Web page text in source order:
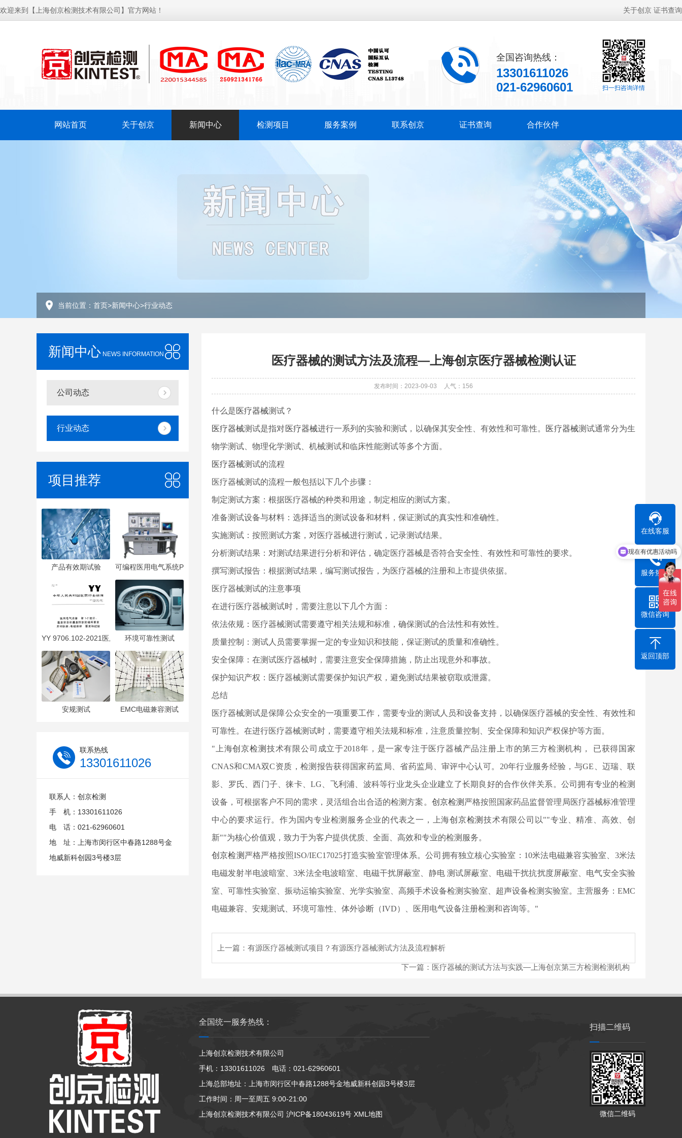
欢迎来到【上海创京检测技术有限公司】官方网站！ 关于创京 证书查询
扫一扫咨询详情
全国咨询热线：
13301611026
021-62960601
网站首页 关于创京 新闻中心 检测项目 服务案例 联系创京 证书查询 合作伙伴
当前位置： 首页>新闻中心>行业动态
新闻中心 NEWS INFORMATION
公司动态
行业动态
项目推荐
产品有效期试验 可编程医用电气系统PEMS
YY 9706.102-2021医用电气设备 第1-2部分：基本安全和基本性能的通用要求 并列标准：···
环境可靠性测试
安规测试 EMC电磁兼容测试
联系热线
13301611026
联系人：创京检测
手 机：13301611026
电 话：021-62960601
地 址：上海市闵行区中春路1288号金
地威新科创园3号楼3层
医疗器械的测试方法及流程—上海创京医疗器械检测认证
发布时间：2023-09-03 人气： 156
什么是医疗器械测试？
医疗器械测试是指对医疗器械进行一系列的实验和测试，以确保其安全性、有效性和可靠性。 医疗器械测试通常分为生
物学测试、物理化学测试、机械测试和临床性能测试等多个方面。
医疗器械测试的流程
医疗器械测试的流程一般包括以下几个步骤：
制定测试方案：根据医疗器械的种类和用途，制定相应的测试方案。
准备测试设备与材料：选择适当的测试设备和材料，保证测试的真实性和准确性。
实施测试：按照测试方案，对医疗器械进行测试，记录测试结果。
分析测试结果：对测试结果进行分析和评估，确定医疗器械是否符合安全性、有效性和可靠性的要求。
撰写测试报告：根据测试结果，编写测试报告，为医疗器械的注册和上市提供依据。
医疗器械测试的注意事项
在进行医疗器械测试时，需要注意以下几个方面：
依法依规：医疗器械测试需要遵守相关法规和标准，确保测试的合法性和有效性。
质量控制：测试人员需要掌握一定的专业知识和技能，保证测试的质量和准确性。
安全保障：在测试医疗器械时，需要注意安全保障措施，防止出现意外和事故。
保护知识产权：医疗器械测试需要保护知识产权，避免测试结果被窃取或泄露。
总结
医疗器械测试是保障公众安全的一项重要工作，需要专业的测试人员和设备支持，以确保医疗器械的安全性、有效性和
可靠性。在进行医疗器械测试时，需要遵守相关法规和标准，注意质量控制、安全保障和知识产权保护等方面。
"上海创京检测 技术有限公司成立于2018年，是一家专注于医疗器械产品注册上市的第三方检测机构， 已获得国家
CNAS和CMA双C资质，检测报告获得国家药监局、省药监局、审评中心认可。20年行业服务经验，与GE、迈瑞、联
影、罗氏、西门子、徕卡、LG、飞利浦、波科等行业龙头企业建立了长期良好的合作伙伴关系。公司拥有专业的检测
设备，可根据客户不同的需求，灵活组合出合适的检测方案。 创京检测 严格按照国家药品监督管理局医疗器械标准管理
中心的要求运行。作为国内专业检测服务企业的代表之一，上海创京检测技术有限公司以""专业、精准、高效、创
新""为核心价值观，致力于为客户提供优质、全面、高效和专业的检测服务。
创京检测 严格严格按照ISO/IEC17025打造实验室管理体系。公司拥有独立核心实验室：10米法电磁兼容实验室、3米法
电磁发射半电波暗室、3米法全电波暗室、电磁干扰屏蔽室、静电 测试屏蔽室、电磁干扰抗扰度屏蔽室、电气安全实验
室、可靠性实验室、振动运输实验室、光学实验室、高频手术设备检测实验室、超声设备检测实验室。主营服务：EMC
电磁兼容、安规测试、环境可靠性、体外诊断（IVD）、医用电气设备注册检测和咨询等。"
上一篇： 有源医疗器械测试项目？有源医疗器械测试方法及流程解析
下一篇： 医疗器械的测试方法与实践—上海创京第三方检测检测机构
全国统一服务热线：
上海创京检测技术有限公司
手机：13301611026 电话：021-62960601
上海总部地址：上海市闵行区中春路1288号金地威新科创园3号楼3层
工作时间：周一至周五 9:00-21:00
上海创京检测技术有限公司 沪ICP备18043619号 XML地图
扫描二维码
微信二维码
在线客服
服务热线
微信咨询
返回顶部
现在有优惠活动吗